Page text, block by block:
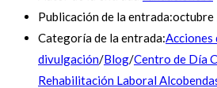
Publicación de la entrada:octubre
Categoría de la entrada:Acciones
divulgación/Blog/Centro de Día
Rehabilitación Laboral